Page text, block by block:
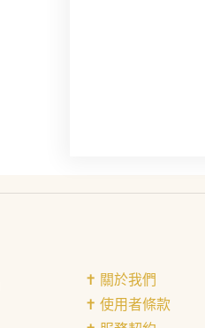
✝︎ 關於我們
✝︎ 使用者條款